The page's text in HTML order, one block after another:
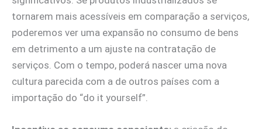
tornarem mais acessíveis em comparação a serviços,
poderemos ver uma expansão no consumo de bens
em detrimento a um ajuste na contratação de
serviços. Com o tempo, poderá nascer uma nova
cultura parecida com a de outros países com a
importação do “do it yourself”.